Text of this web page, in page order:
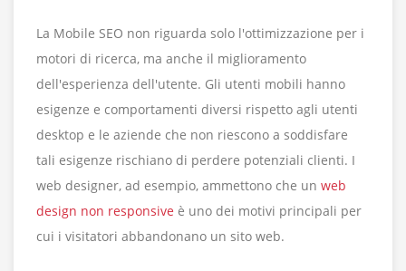
La Mobile SEO non riguarda solo l'ottimizzazione per i
motori di ricerca, ma anche il miglioramento
dell'esperienza dell'utente. Gli utenti mobili hanno
esigenze e comportamenti diversi rispetto agli utenti
desktop e le aziende che non riescono a soddisfare
tali esigenze rischiano di perdere potenziali clienti. I
web designer, ad esempio, ammettono che un web
design non responsive è uno dei motivi principali per
cui i visitatori abbandonano un sito web.